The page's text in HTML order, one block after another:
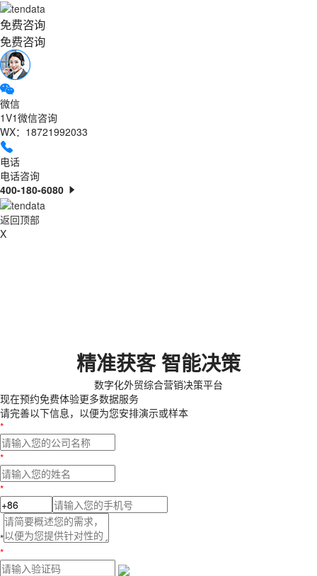
免费咨询
免费咨询
微信
1V1微信咨询
WX：18721992033
电话
电话咨询
400-180-6080
返回顶部
X
精准获客 智能决策
数字化外贸综合营销决策平台
现在预约免费体验更多数据服务
请完善以下信息，以便为您安排演示或样本
*
*
*
*
*